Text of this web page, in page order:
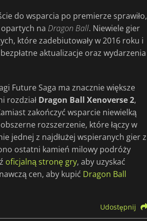
do wsparcia po premierze sprawiło,
na Dragon Ball. Niewiele gier
które zadebiutowały w 2016 roku i
aktualizacje oraz wydarzenia
Future Saga ma znacznie większe
rozdział Dragon Ball Xenoverse 2,
zakończyć wsparcie niewielką
rozszerzenie, które łączy w
jednej z najdłużej wspieranych gier z
ostatni kamień milowy podróży
oficjalną stronę gry, aby uzyskać
cen, aby kupić Dragon Ball
Udostępnij